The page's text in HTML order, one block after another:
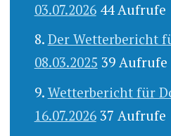
03.07.2026 44 Aufrufe
Der Wetterbericht
08.03.2025 39 Aufrufe
Wetterbericht für
16.07.2026 37 Aufrufe